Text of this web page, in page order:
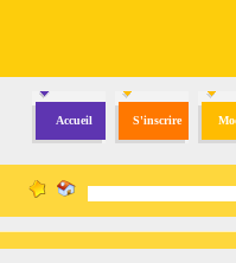
Accueil S'inscrire